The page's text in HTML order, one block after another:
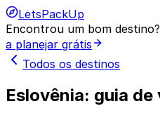
LetsPackUp
Encontrou um bom destino?
a planejar grátis
Todos os destinos
Eslovênia: guia de